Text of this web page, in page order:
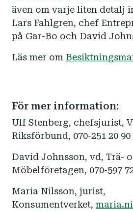
även om varje liten detalj
Lars Fahlgren, chef
på Gar-Bo och David
Läs mer om
För mer information:
Ulf Stenberg, chefsjurist,
Riksförbund, 070-251 20 90
David Johnsson, vd, Trä-
Möbelföretagen, 070-597
Maria Nilsson, jurist,
Konsumentverket,